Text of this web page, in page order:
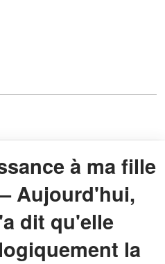
à ma fille
Aujourd'hui,
dit qu'elle
la